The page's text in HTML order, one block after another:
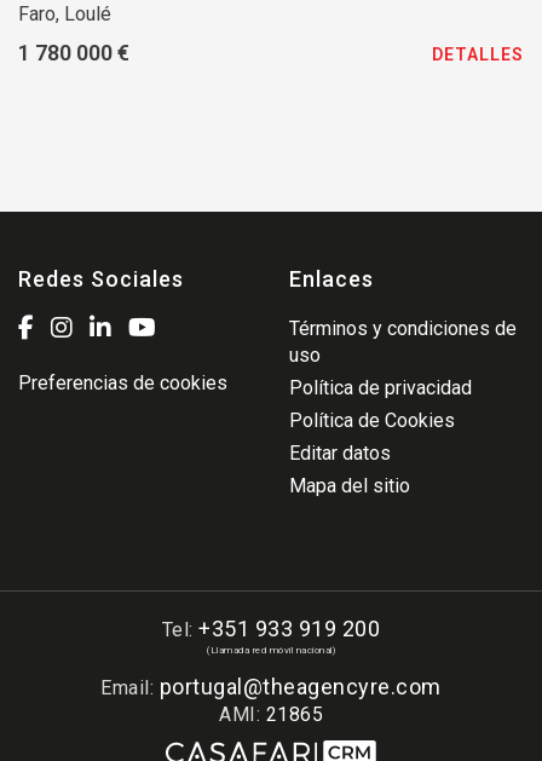
Faro, Loulé
1 780 000 € DETALLES
Redes Sociales
Preferencias de cookies
Enlaces
Términos y condiciones de
uso
Política de privacidad
Política de Cookies
Editar datos
Mapa del sitio
Tel:+351 933 919 200
(Llamada red móvil nacional)
Email: portugal@theagencyre.com
AMI: 21865